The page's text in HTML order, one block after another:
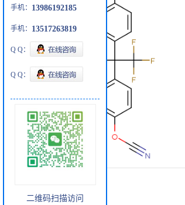
手机： 13986192185
手机： 13517263819
Q Q：
Q Q：
二维码扫描访问